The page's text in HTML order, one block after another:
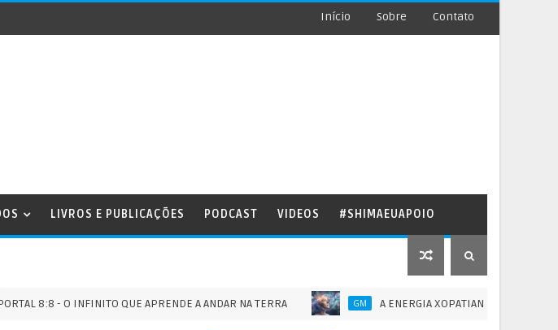
Início Sobre Contato
LIVROS E PUBLICAÇÕES PODCAST VIDEOS #SHIMAEUAPOIO
- O INFINITO QUE APRENDE A ANDAR NA TERRA GM A ENERGIA XOPATIANA E O DOMÍNIO DA